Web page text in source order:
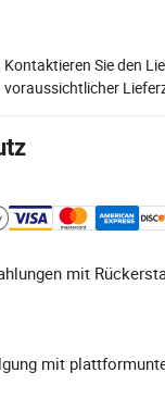
Kontaktieren Sie den
voraussichtlicher
mit
mit